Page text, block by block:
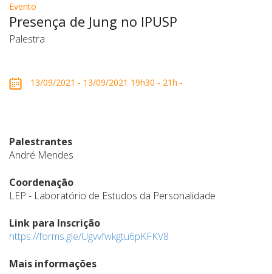
Evento
Presença de Jung no IPUSP
Palestra
13/09/2021 - 13/09/2021 19h30 - 21h -
Palestrantes
André Mendes
Coordenação
LEP - Laboratório de Estudos da Personalidade
Link para Inscrição
https://forms.gle/Ugvvfwkgtu6pKFKV8
Mais informações